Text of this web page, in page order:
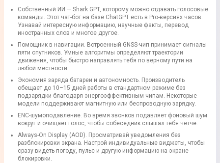
Собственный ИИ — Shark GPT, которому можно отдавать голосовые
команды. Этот чат-бот на базе ChatGPT есть в Pro-версиях часов.
Узнавай интересную информацию, научные факты, перевод
иностранных слов и многое другое.
Помощник в навигации. Встроенный GNSS-чип принимает сигналы
пяти спутников. Умные алгоритмы определяют траектории
движения, чтобы быстро направлять тебя по верному пути на
любой местности.
Экономия заряда батареи и автономность. Производитель
обещает до 10–15 дней работы в стандартном режиме без
подзарядки благодаря энергоэффективным чипам. Некоторые
модели поддерживают магнитную или беспроводную зарядку.
ENC-шумоподавление. Во время звонков подавляет фоновый шум
вокруг и очищает голос, чтобы собеседник слышал тебя четче.
Always-On Display (AOD). Просматривай уведомления без
разблокировки экрана. Настрой индивидуальные виджеты, чтобы
сразу видеть погоду, пульс и другую информацию на экране
блокировки.